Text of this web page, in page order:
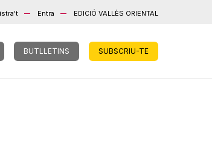
Entra EDICIÓ VALLÈS ORIENTAL
BUTLLETINS SUBSCRIU-TE